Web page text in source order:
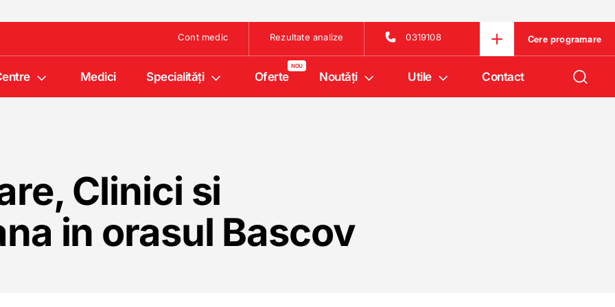
Cont medic Rezultate analize 0319108 Cere programare
Medici Specialități Oferte Noutăţi Utile Contact
Clinici si
in orasul Bascov